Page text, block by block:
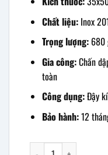
Chất liệu:Inox
Trọng lượng:680
Gia công:Chấn
toàn
Công dụng:Đậy
Bảo hành:12
Nắp Khay inox chữ